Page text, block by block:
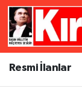
Resmi İlanlar
Resmi
Asayiş
Künye
Merkez